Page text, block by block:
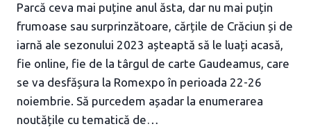
Parcă ceva mai puține anul ăsta, dar nu mai puțin
frumoase sau surprinzătoare, cărțile de Crăciun și de
iarnă ale sezonului 2023 așteaptă să le luați acasă,
fie online, fie de la târgul de carte Gaudeamus, care
se va desfășura la Romexpo în perioada 22-26
noiembrie. Să purcedem așadar la enumerarea
noutățile cu tematică de…